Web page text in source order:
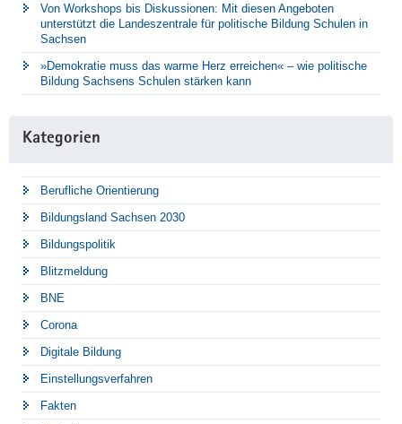
Von Workshops bis Diskussionen: Mit diesen Angeboten
unterstützt die Landeszentrale für politische Bildung Schulen in
Sachsen
»Demokratie muss das warme Herz erreichen« – wie politische
Bildung Sachsens Schulen stärken kann
Kategorien
Berufliche Orientierung
Bildungsland Sachsen 2030
Bildungspolitik
Blitzmeldung
BNE
Corona
Digitale Bildung
Einstellungsverfahren
Fakten